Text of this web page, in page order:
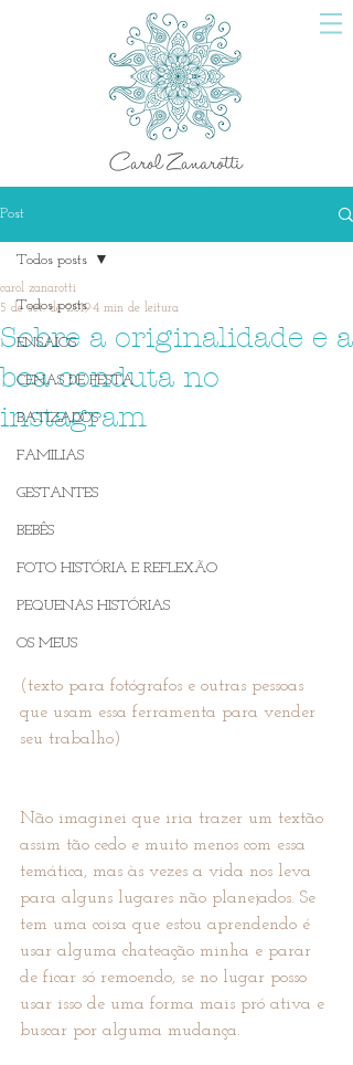
Post
Todos posts
ENSAIOS
CENAS DE FESTA
BATIZADOS
FAMILIAS
GESTANTES
BEBÊS
FOTO HISTÓRIA E REFLEXÃO
PEQUENAS HISTÓRIAS
OS MEUS
Todos posts
Sobre a originalidade e a
boa conduta no
instagram
carol zanarotti
5 de set. de 20194 min de leitura
(texto para fotógrafos e outras pessoas
que usam essa ferramenta para vender
seu trabalho)
Não imaginei que iria trazer um textão
assim tão cedo e muito menos com essa
temática, mas às vezes a vida nos leva
para alguns lugares não planejados. Se
tem uma coisa que estou aprendendo é
usar alguma chateação minha e parar
de ficar só remoendo, se no lugar posso
usar isso de uma forma mais pró ativa e
buscar por alguma mudança.